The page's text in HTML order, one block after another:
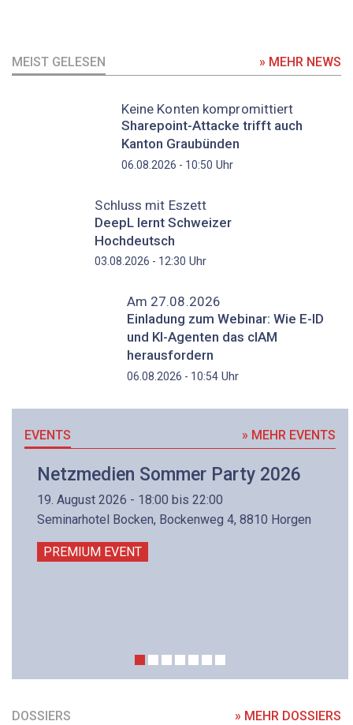
MEIST GELESEN » MEHR NEWS
Keine Konten kompromittiert
Sharepoint-Attacke trifft auch
Kanton Graubünden
06.08.2026 - 10:50 Uhr
Schluss mit Eszett
DeepL lernt Schweizer
Hochdeutsch
03.08.2026 - 12:30 Uhr
Am 27.08.2026
Einladung zum Webinar: Wie E-ID
und KI-Agenten das cIAM
herausfordern
06.08.2026 - 10:54Uhr
EVENTS » MEHR EVENTS
Netzmedien Sommer Party 2026
19. August 2026 - 18:00 bis 22:00
Seminarhotel Bocken, Bockenweg 4, 8810 Horgen
PREMIUM EVENT
DOSSIERS » MEHR DOSSIERS